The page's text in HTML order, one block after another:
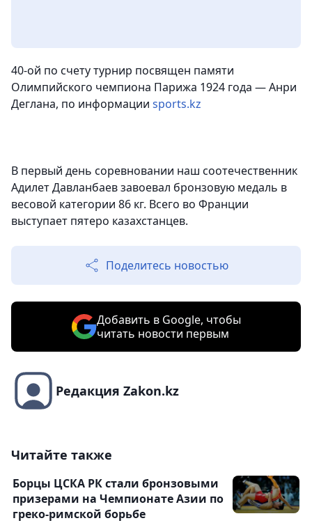
40-ой по счету турнир посвящен памяти
Олимпийского чемпиона Парижа 1924 года — Анри
Деглана, по информации sports.kz
В первый день соревновании наш соотечественник
Адилет Давланбаев завоевал бронзовую медаль в
весовой категории 86 кг. Всего во Франции
выступает пятеро казахстанцев.
Поделитесь новостью
Добавить в Google, чтобы
читать новости первым
Редакция Zakon.kz
Читайте также
Борцы ЦСКА РК стали бронзовыми
призерами на Чемпионате Азии по
греко-римской борьбе